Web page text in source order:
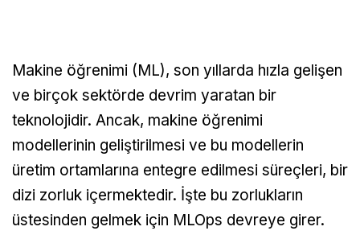
Makine öğrenimi (ML), son yıllarda hızla gelişen
ve birçok sektörde devrim yaratan bir
teknolojidir. Ancak, makine öğrenimi
modellerinin geliştirilmesi ve bu modellerin
üretim ortamlarına entegre edilmesi süreçleri, bir
dizi zorluk içermektedir. İşte bu zorlukların
üstesinden gelmek için MLOps devreye girer.